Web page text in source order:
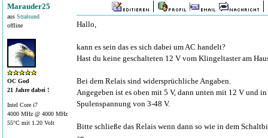
Marauder25
aus Stralsund
offline
OC God
21 Jahre dabei !
Intel Core i7
4000 MHz @ 4000 MHz
55°C mit 1.20 Volt
Hallo,
kann es sein das es sich dabei um AC handelt?
Hast du keine geschalteten 12 V vom Klingeltaster am
Bei dem Relais sind widersprüchliche Angaben.
Angegeben ist es oben mit 5 V, dann unten mit 12 V und
Spulenspannung von 3-48 V.
Bitte schließe das Relais wenn dann so wie in dem